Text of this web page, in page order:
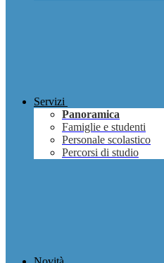
Servizi
Panoramica
Famiglie e studenti
Personale scolastico
Percorsi di studio